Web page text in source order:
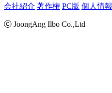
会社紹介 著作権 PC版 個人情報
ⓒ JoongAng Ilbo Co.,Ltd